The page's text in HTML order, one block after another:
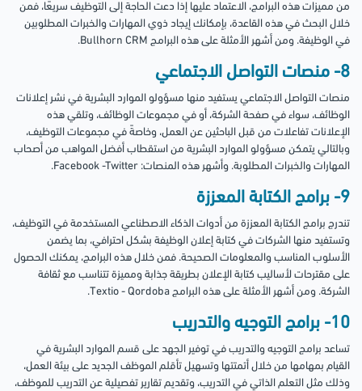
من مميزات هذه البرامج، الاعتماد عليها إذا دعت الحاجة إلى التوظيف سريعًا، فمن
خلال البحث في هذه القاعدة، بإمكانك إيجاد ذوي المهارات والخبرات المطلوبين
في الوظيفة. ومن أشهر الأمثلة على هذه البرامج Bullhorn CRM.
8- منصات التواصل الاجتماعي
منصات التواصل الاجتماعي يستفيد منها مسؤولو الموارد البشرية في نشر إعلانات
الوظائف، سواء في صفحة الشركة، أو في مجموعات الوظائف، وتلقي هذه
الإعلانات تفاعلات من قبل الباحثين عن العمل، وخاصةً في مجموعات التوظيف،
وبالتالي يتمكن مسؤولو الموارد البشرية من استقطاب أفضل المواهب من أصحاب
المهارات والخبرات المطلوبة. وأشهر هذه المنصات: Facebook -Twitter.
9- برامج الكتابة المعززة
تندرج برامج الكتابة المعززة من أدوات الذكاء الاصطناعي المستخدمة في التوظيف،
وتستفيد منها الشركات في كتابة إعلان الوظيفة بشكل احترافي، بما يضمن
الأسلوب المناسب والمعلومات الصحيحة. فمن خلال هذه البرامج، يمكنك الحصول
على مقترحات لأساليب كتابة الإعلان بطريقة جذابة ومميزة تتناسب مع ثقافة
الشركة. ومن أشهر الأمثلة على هذه البرامج Textio - Qordoba.
10- برامج التوجيه والتدريب
تساعد برامج التوجيه والتدريب في توفير الجهد على قسم الموارد البشرية في
القيام بمهامها من خلال أتمتتها وتسهيل تأقلم الموظف الجديد على بيئة العمل،
وذلك مثل التعلم الذاتي في التدريب، وتقديم تقارير تفصيلية عن التدريب للموظف،